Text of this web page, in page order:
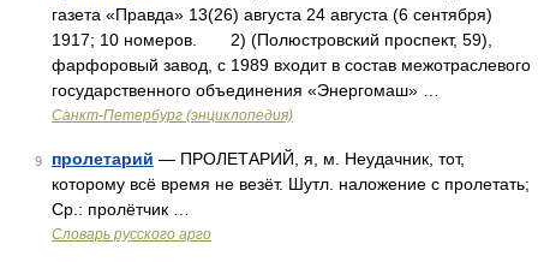
газета «Правда» 13(26) августа 24 августа (6 сентября)
1917; 10 номеров. 2) (Полюстровский проспект, 59),
фарфоровый завод, с 1989 входит в состав межотраслевого
государственного объединения «Энергомаш» …
Санкт-Петербург (энциклопедия)
9 пролетарий — ПРОЛЕТАРИЙ, я, м. Неудачник, тот,
которому всё время не везёт. Шутл. наложение с пролетать;
Ср.: пролётчик …
Словарь русского арго